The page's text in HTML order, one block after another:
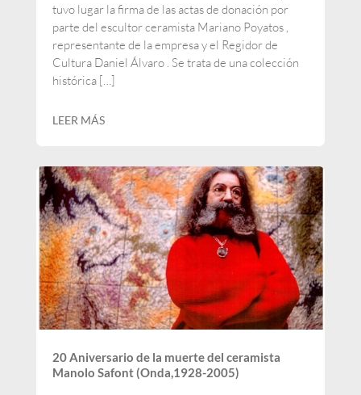
tuvo lugar la firma de las actas de donación por
parte del escultor ceramista Mariano Poyatos ,
representante de la empresa y el Regidor de
Cultura Daniel Álvaro . Se trata de una colección
histórica […]
LEER MÁS
20 Aniversario de la muerte del ceramista
Manolo Safont (Onda,1928-2005)